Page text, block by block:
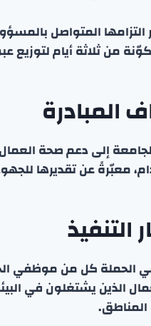
المتواصل
من ثلاثة أيام لتوزيع
المبادرة
إلى دعم صحة العمال
معبّرةً عن تقديرها
التنفيذ
الحملة كل من موظفي
الذين يشتغلون في